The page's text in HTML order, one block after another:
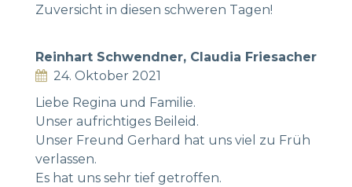
Zuversicht in diesen schweren Tagen!
Reinhart Schwendner, Claudia Friesacher
24. Oktober 2021
Liebe Regina und Familie.
Unser aufrichtiges Beileid.
Unser Freund Gerhard hat uns viel zu Früh
verlassen.
Es hat uns sehr tief getroffen.